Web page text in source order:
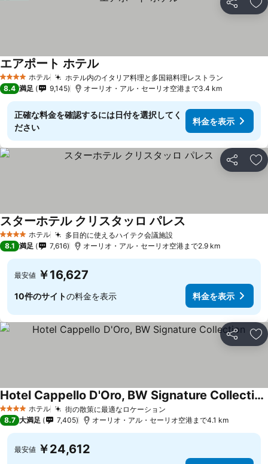
シェア お
4 ホテルのランク
ホテル ホテル内のイタリア料理と多国籍料理レストラン
エアポート ホテル
8.4 満足 9,145 オーリオ・アル・セーリオ空港まで3.4 km
正確な料金を確認するには日付を選択してく
ださい
料金を表示
シェア お
4 ホテルのランク
ホテル 多目的に使えるハイテク会議施設
スターホテル クリスタッロ パレス
8.1 満足 7,616 オーリオ・アル・セーリオ空港まで2.9 km
最安値 ￥16,627
10件のサイトの料金を表示 料金を表示
シェア お
4 ホテルのランク
ホテル 街の散策に最適なロケーション
Hotel Cappello D'Oro, BW Signature Collection
8.7 大満足 7,405 オーリオ・アル・セーリオ空港まで4.1 km
最安値 ￥24,612